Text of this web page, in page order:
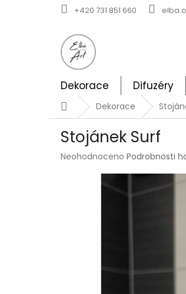
+420 731 851 660
Dekorace Difuzéry
DomůDekorace
Stojánek Surf
Průměrné
Neohodnoceno Podrobnosti